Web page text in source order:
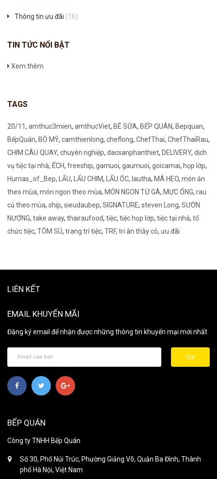
Thông tin ưu đãi (16)
TIN TỨC NỔI BẬT
Xem thêm
TAGS
20/11, amthuc3mien, amthucViet, BÊ SỮA, BẾP QUÁN, Bepquan,
BếpQuán, BÒ MỸ, camthienlong, cheflong, ChefThai, ChefThaiRau,
CHIM CÂU QUAY, chuyên nghiệp, dacsanphanthiet, DELIVERY, dịch
vụ tiệc tại nhà, ẾCH, freeship, gamuoi, gaumuoi, goicamai, họp lớp,
Humas_of_Bep, LẨU, LẨU CHIM, LẨU ỐC, lautha, MÁ HEO, món ăn
theo mùa, món ngon theo mùa, MÓN NGON TỪ GÀ, MỰC ỐNG, rau
củ theo mùa, ship, sieudaubep, SIGNATURE, steven Long, SƯỜN
NƯỚNG, take away, thairaufood, tiệc, tiệc họp lớp, tiệc tại nhà, tổ
chức tiệc, TÔM SÚ, trang trí tiệc, TRF, tri ân thầy cô, ưu đãi
LIÊN KẾT
EMAIL KHUYẾN MÃI
Đăng ký email để nhận được những thông tin khuyến mại mới nhất
Gửi
BẾP QUÁN
Công ty TNHH Bếp Quán
Số 30, Phố Núi Trúc, Phường Giảng Võ, Quận Ba Đình, Thành
phố Hà Nội, Việt Nam